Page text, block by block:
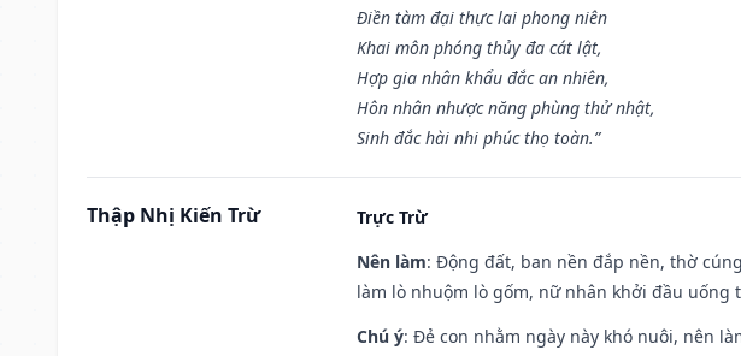
Điền tàm đại thực lai phong niên
Khai môn phóng thủy đa cát lật,
Hợp gia nhân khẩu đắc an nhiên,
Hôn nhân nhược năng phùng thử nhật,
Sinh đắc hài nhi phúc thọ toàn.”
Thập Nhị Kiến Trừ
Trực Trừ
Nên làm: Động đất, ban nền đắp nền, thờ
làm lò nhuộm lò gốm, nữ nhân khởi đầu uống
Chú ý: Đẻ con nhằm ngày này khó nuôi, nên